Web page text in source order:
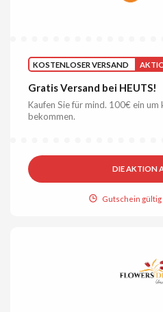
KOSTENLOSER VERSAND
Gratis Versand bei HEUTS!
Kaufen Sie für mind. 100€ ein um
bekommen.
DIE AKTION
Gutschein